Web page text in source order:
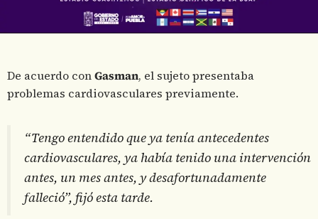
De acuerdo conGasman, el sujeto presentaba
problemas cardiovasculares previamente.
“Tengo entendido que ya tenía antecedentes
cardiovasculares, ya había tenido una intervención
antes, un mes antes, y desafortunadamente
falleció”, fijó esta tarde.